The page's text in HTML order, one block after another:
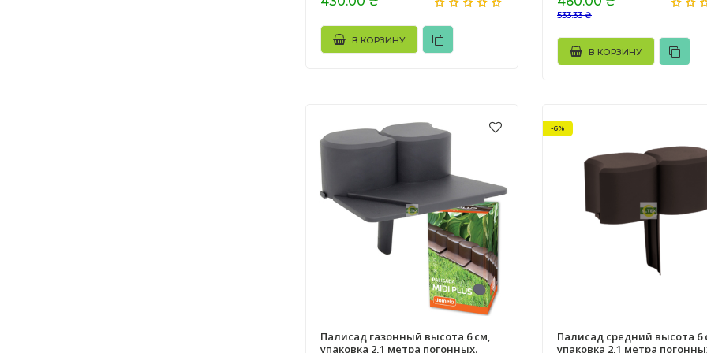
В КОРЗИНУ
533.33 ₴
В КОРЗИНУ
Палисад газонный высота 6 см,
упаковка 2,1 метра погонных.
-6%
Палисад средний высота 6
упаковка 2,1 метра